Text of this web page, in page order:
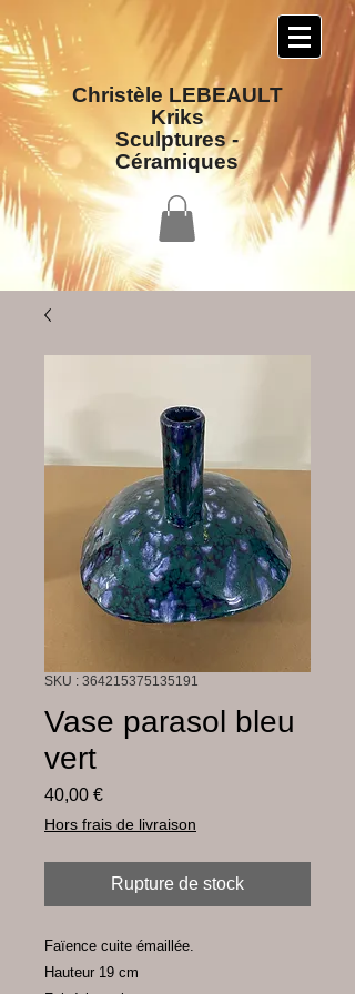
Christèle LEBEAULT
Kriks
Sculptures​ -
Céramiques
SKU : 364215375135191
Vase parasol bleu
vert
40,00 €Prix
Hors frais de livraison
Rupture de stock
Faïence cuite émaillée.
Hauteur 19 cm